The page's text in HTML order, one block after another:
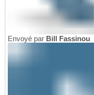
Envoyé par Bill Fassinou